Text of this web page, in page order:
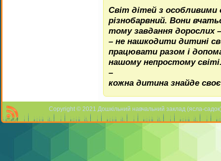
Світ дітей з
різнобарвний. Вони
тому завдання дорослих
– не нашкодити дитині
працювати разом і
нашому непростому
–
кожна дитина знайде
Copyright © 2021 Дошкільний навчальний заклад (ясла-